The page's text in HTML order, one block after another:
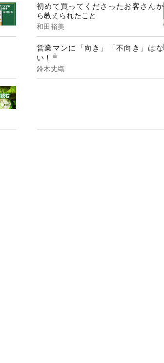
初めて買ってくださったお客さんか
ら教えられたこと
和田裕美
営業マンに「向き」「不向き」はな
い！
鈴木丈織